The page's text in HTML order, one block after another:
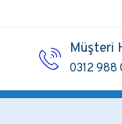
Müşteri
0312 988